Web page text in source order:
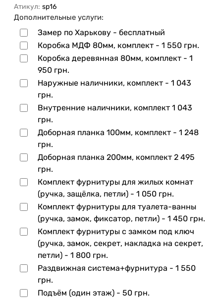
Атикул: sp16
Дополнительные услуги:
Замер по Харькову - бесплатный
Коробка МДФ 80мм, комплект - 1 550 грн.
Коробка деревянная 80мм, комплект - 1
950 грн.
Наружные наличники, комплект - 1 043
грн.
Внутренние наличники, комплект 1 043
грн.
Доборная планка 100мм, комплект - 1 248
грн.
Доборная планка 200мм, комплект 2 495
грн.
Комплект фурнитуры для жилых комнат
(ручка, защёлка, петли) - 1 050 грн.
Комплект фурнитуры для туалета-ванны
(ручка, замок, фиксатор, петли) - 1 450 грн.
Комплект фурнитуры с замком под ключ
(ручка, замок, секрет, накладка на секрет,
петли) - 1 800 грн.
Раздвижная система+фурнитура - 1 550
грн.
Подъём (один этаж) - 50 грн.